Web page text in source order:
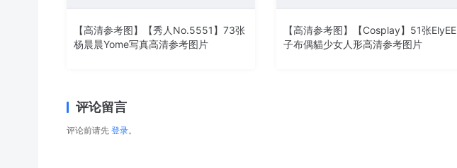
【高清参考图】【秀人No.5551】73张
杨晨晨Yome写真高清参考图片
【高清参考图】【Cosplay】51张ElyEE
子布偶貓少女人形高清参考图片
评论留言
评论前请先 登录。